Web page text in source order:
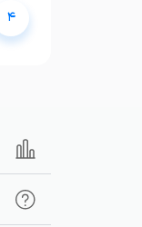
4